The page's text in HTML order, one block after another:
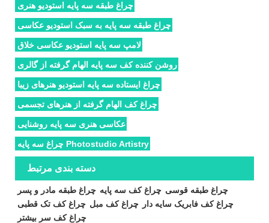
چراغ طبقه سه پایه استودیو هنری
چراغ طبقه سه پایه به سبک استودیو عکاسی
لامپ سه پایه استودیو عکاسی خلاق
روشن کننده کف سه پایه الهام گرفته از گالری
چراغ ایستاده سه پایه استودیو هنرهای زیبا
چراغ کف الهام گرفته از هنرهای تجسمی
عکاسی هنری سه پایه روشنایی
چراغ سه پایه Photostudio Artistry
دسته بندی مرتبط
چراغ طبقه مادر و پسر چراغ کف سه پایه چراغ طبقه قوسی
چراغ کف تک قطبی چراغ کف مبل
چراغ کف فابریک سایه دار
چراغ کف سر بیشتر